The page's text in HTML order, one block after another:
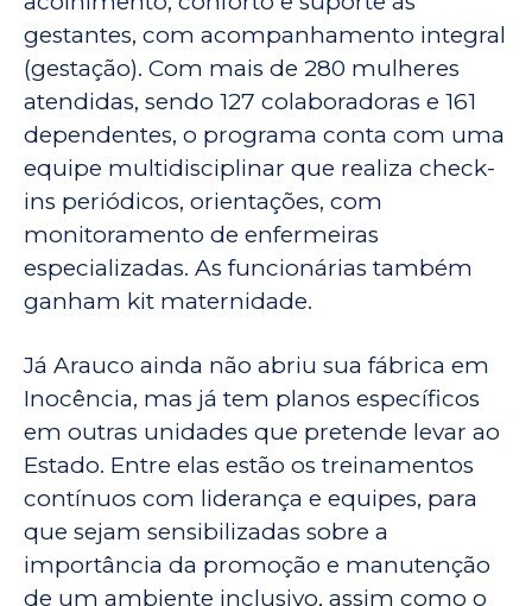
gestantes, com acompanhamento integral
(gestação). Com mais de 280 mulheres
atendidas, sendo 127 colaboradoras e 161
dependentes, o programa conta com uma
equipe multidisciplinar que realiza check-
ins periódicos, orientações, com
monitoramento de enfermeiras
especializadas. As funcionárias também
ganham kit maternidade.
Já Arauco ainda não abriu sua fábrica em
Inocência, mas já tem planos específicos
em outras unidades que pretende levar ao
Estado. Entre elas estão os treinamentos
contínuos com liderança e equipes, para
que sejam sensibilizadas sobre a
importância da promoção e manutenção
de um ambiente inclusivo, assim como o